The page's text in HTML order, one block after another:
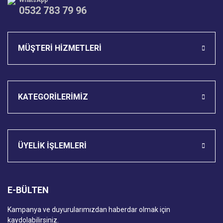
0532 783 79 96
MÜŞTERİ HİZMETLERİ
KATEGORİLERİMİZ
ÜYELİK İŞLEMLERİ
E-BÜLTEN
Kampanya ve duyurularımızdan haberdar olmak için
kaydolabilirsiniz.